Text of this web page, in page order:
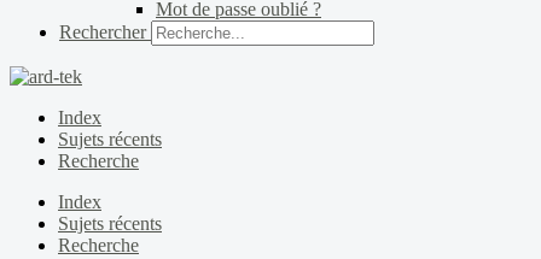
Mot de passe oublié ?
Rechercher
Index
Sujets récents
Recherche
Index
Sujets récents
Recherche